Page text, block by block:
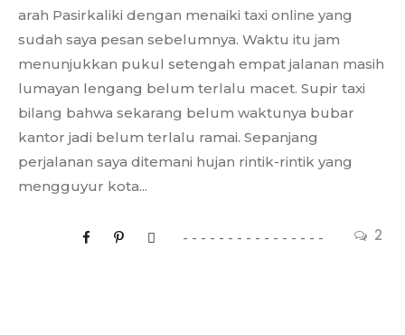
2
arah Pasirkaliki dengan menaiki taxi online yang
sudah saya pesan sebelumnya. Waktu itu jam
menunjukkan pukul setengah empat jalanan masih
lumayan lengang belum terlalu macet. Supir taxi
bilang bahwa sekarang belum waktunya bubar
kantor jadi belum terlalu ramai. Sepanjang
perjalanan saya ditemani hujan rintik-rintik yang
mengguyur kota...